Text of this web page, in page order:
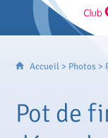
Accueil > Photos >
Pot de